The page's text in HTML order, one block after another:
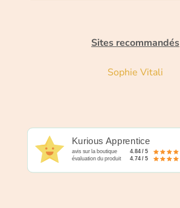
Sites recommandés
Sophie Vitali
Kurious Apprentice
avis sur la boutique 4.84 / 5
évaluation du produit 4.74 / 5